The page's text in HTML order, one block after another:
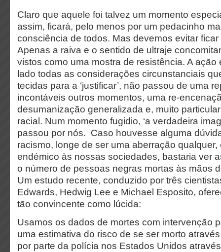
Claro que aquele foi talvez um momento
assim, ficará, pelo menos por um pedacinho
consciência de todos. Mas devemos evitar
Apenas a raiva e o sentido de ultraje
vistos como uma mostra de resistência. A ação
lado todas as considerações circunstanciais
tecidas para a ‘justificar’, não passou de uma
incontáveis outros momentos, uma re-
desumanização generalizada e, muito
racial. Num momento fugidio, ‘a verdadeira
passou por nós. Caso houvesse alguma
racismo, longe de ser uma aberração qualquer,
endémico às nossas sociedades, bastaria ver
o número de pessoas negras mortas às mãos
Um estudo recente, conduzido por três
Edwards, Hedwig Lee e Michael Esposito,
tão convincente como lúcida:
Usamos os dados de mortes com intervenção
uma estimativa do risco de se ser morto
por parte da polícia nos Estados Unidos